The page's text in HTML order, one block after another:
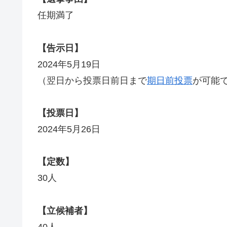
任期満了
【告示日】
2024年5月19日
（翌日から投票日前日まで期日前投票が可能
【投票日】
2024年5月26日
【定数】
30人
【立候補者】